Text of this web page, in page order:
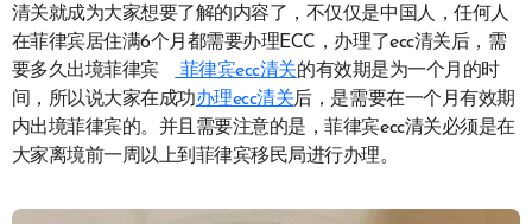
清关就成为大家想要了解的内容了，不仅仅是中国人，任何人
在菲律宾居住满6个月都需要办理ECC，办理了ecc清关后，需
要多久出境菲律宾
菲律宾ecc清关的有效期是为一个月的时
间，所以说大家在成功办理ecc清关后，是需要在一个月有效期
内出境菲律宾的。并且需要注意的是，菲律宾ecc清关必须是在
大家离境前一周以上到菲律宾移民局进行办理。